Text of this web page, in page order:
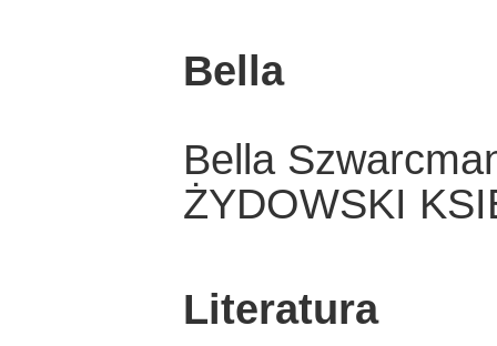
Bella
Bella
ŻYDOWSKI
Literatura